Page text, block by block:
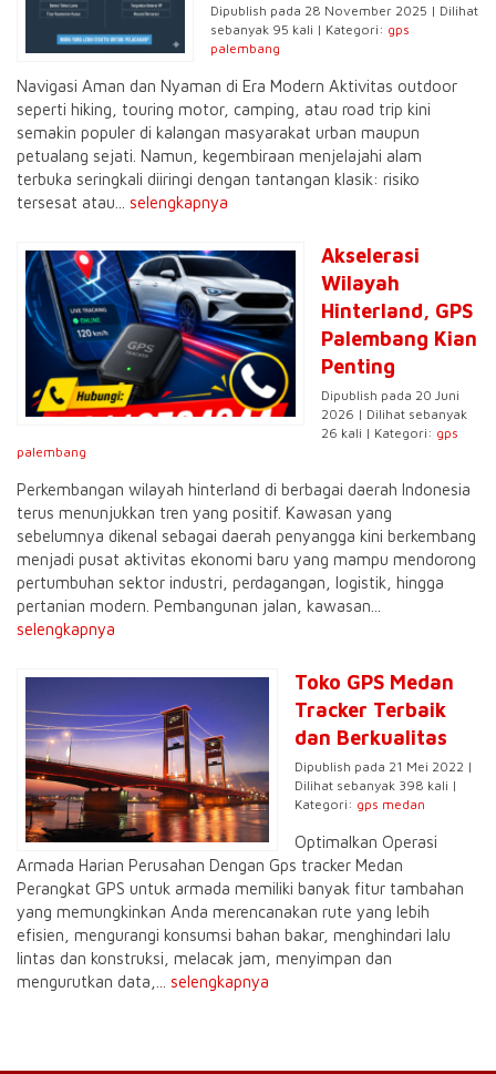
Dipublish pada 28 November 2025 | Dilihat
sebanyak 95 kali | Kategori: gps
palembang
Navigasi Aman dan Nyaman di Era Modern Aktivitas outdoor
seperti hiking, touring motor, camping, atau road trip kini
semakin populer di kalangan masyarakat urban maupun
petualang sejati. Namun, kegembiraan menjelajahi alam
terbuka seringkali diiringi dengan tantangan klasik: risiko
tersesat atau... selengkapnya
Akselerasi
Wilayah
Hinterland, GPS
Palembang Kian
Penting
Dipublish pada 20 Juni
2026 | Dilihat sebanyak
26 kali | Kategori: gps
palembang
Perkembangan wilayah hinterland di berbagai daerah Indonesia
terus menunjukkan tren yang positif. Kawasan yang
sebelumnya dikenal sebagai daerah penyangga kini berkembang
menjadi pusat aktivitas ekonomi baru yang mampu mendorong
pertumbuhan sektor industri, perdagangan, logistik, hingga
pertanian modern. Pembangunan jalan, kawasan...
selengkapnya
Toko GPS Medan
Tracker Terbaik
dan Berkualitas
Dipublish pada 21 Mei 2022 |
Dilihat sebanyak 398 kali |
Kategori: gps medan
Optimalkan Operasi
Armada Harian Perusahan Dengan Gps tracker Medan
Perangkat GPS untuk armada memiliki banyak fitur tambahan
yang memungkinkan Anda merencanakan rute yang lebih
efisien, mengurangi konsumsi bahan bakar, menghindari lalu
lintas dan konstruksi, melacak jam, menyimpan dan
mengurutkan data,... selengkapnya